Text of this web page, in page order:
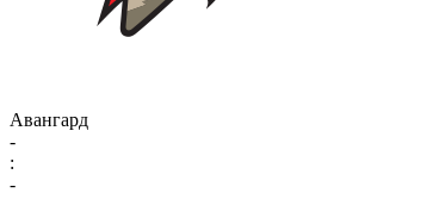
Авангард
-
:
-